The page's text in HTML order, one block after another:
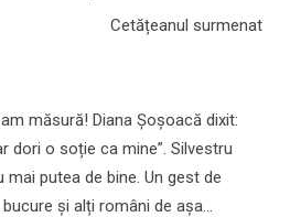
Cetățeanul surmenat
măsură! Diana Șoșoacă dixit:
dori o soție ca mine”. Silvestru
putea de bine. Un gest de
și alți români de așa...